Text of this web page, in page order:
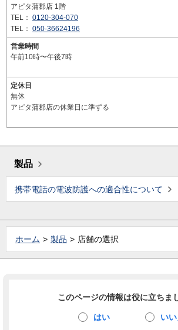
アピタ蒲郡店 1階
TEL： 0120-304-070
TEL： 050-36624196
営業時間
午前10時〜午後7時
定休日
無休
アピタ蒲郡店の休業日に準ずる
製品
携帯電話の電波防護への適合性について
ホーム 製品 店舗の選択
このページの情報は役に立ちま
はい いい